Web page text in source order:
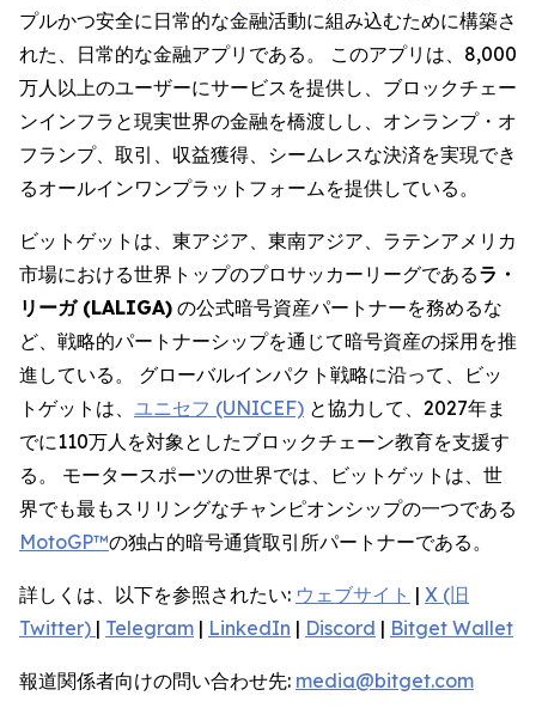
プルかつ安全に日常的な金融活動に組み込むために構築さ
れた、日常的な金融アプリである。 このアプリは、8,000
万人以上のユーザーにサービスを提供し、ブロックチェー
ンインフラと現実世界の金融を橋渡しし、オンランプ・オ
フランプ、取引、収益獲得、シームレスな決済を実現でき
るオールインワンプラットフォームを提供している。
ビットゲットは、東アジア、東南アジア、ラテンアメリカ
市場における世界トップのプロサッカーリーグであるラ・
リーガ (LALIGA) の公式暗号資産パートナーを務めるな
ど、戦略的パートナーシップを通じて暗号資産の採用を推
進している。 グローバルインパクト戦略に沿って、ビッ
トゲットは、 ユニセフ (UNICEF) と協力して、2027年ま
でに110万人を対象としたブロックチェーン教育を支援す
る。 モータースポーツの世界では、ビットゲットは、世
界でも最もスリリングなチャンピオンシップの一つである
MotoGP™の独占的暗号通貨取引所パートナーである。
詳しくは、以下を参照されたい: ウェブサイト | X (旧
Twitter) | Telegram | LinkedIn | Discord | Bitget Wallet
報道関係者向けの問い合わせ先: media@bitget.com